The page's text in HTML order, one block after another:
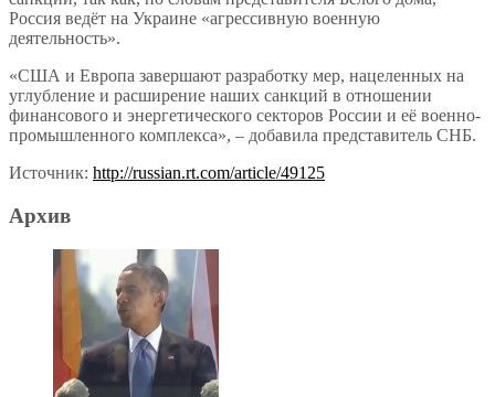
Россия ведёт на Украине «агрессивную военную
деятельность».
«США и Европа завершают разработку мер, нацеленных на
углубление и расширение наших санкций в отношении
финансового и энергетического секторов России и её военно-
промышленного комплекса», – добавила представитель СНБ.
Источник: http://russian.rt.com/article/49125
Архив